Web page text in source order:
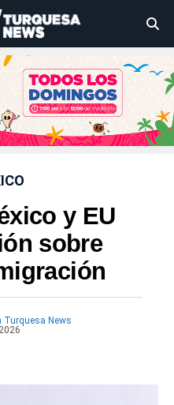
y EU
sobre
Turquesa News